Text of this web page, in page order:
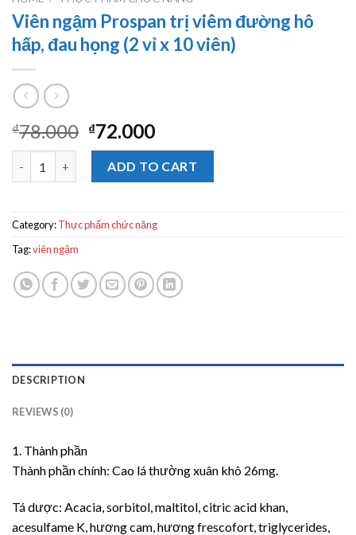
Viên ngậm Prospan trị viêm đường hô
hấp, đau họng (2 vỉ x 10 viên)
₫78.000 ₫72.000
ADD TO CART
Category:Thực phẩm chức năng
Tag:viên ngậm
DESCRIPTION
REVIEWS (0)
1. Thành phần
Thành phần chính: Cao lá thường xuân khô 26mg.
Tá dược: Acacia, sorbitol, maltitol, citric acid khan,
acesulfame K, hương cam, hương frescofort, triglycerides,